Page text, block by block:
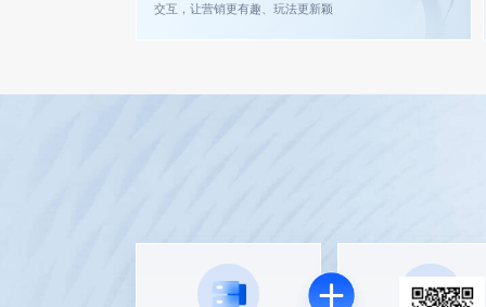
交互，让营销更有趣、玩法更新颖